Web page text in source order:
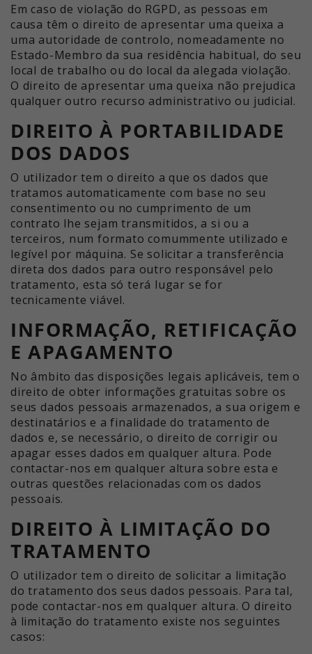
Em caso de violação do RGPD, as pessoas em
causa têm o direito de apresentar uma queixa a
uma autoridade de controlo, nomeadamente no
Estado-Membro da sua residência habitual, do seu
local de trabalho ou do local da alegada violação.
O direito de apresentar uma queixa não prejudica
qualquer outro recurso administrativo ou judicial.
DIREITO À PORTABILIDADE
DOS DADOS
O utilizador tem o direito a que os dados que
tratamos automaticamente com base no seu
consentimento ou no cumprimento de um
contrato lhe sejam transmitidos, a si ou a
terceiros, num formato comummente utilizado e
legível por máquina. Se solicitar a transferência
direta dos dados para outro responsável pelo
tratamento, esta só terá lugar se for
tecnicamente viável.
INFORMAÇÃO, RETIFICAÇÃO
E APAGAMENTO
No âmbito das disposições legais aplicáveis, tem o
direito de obter informações gratuitas sobre os
seus dados pessoais armazenados, a sua origem e
destinatários e a finalidade do tratamento de
dados e, se necessário, o direito de corrigir ou
apagar esses dados em qualquer altura. Pode
contactar-nos em qualquer altura sobre esta e
outras questões relacionadas com os dados
pessoais.
DIREITO À LIMITAÇÃO DO
TRATAMENTO
O utilizador tem o direito de solicitar a limitação
do tratamento dos seus dados pessoais. Para tal,
pode contactar-nos em qualquer altura. O direito
à limitação do tratamento existe nos seguintes
casos: